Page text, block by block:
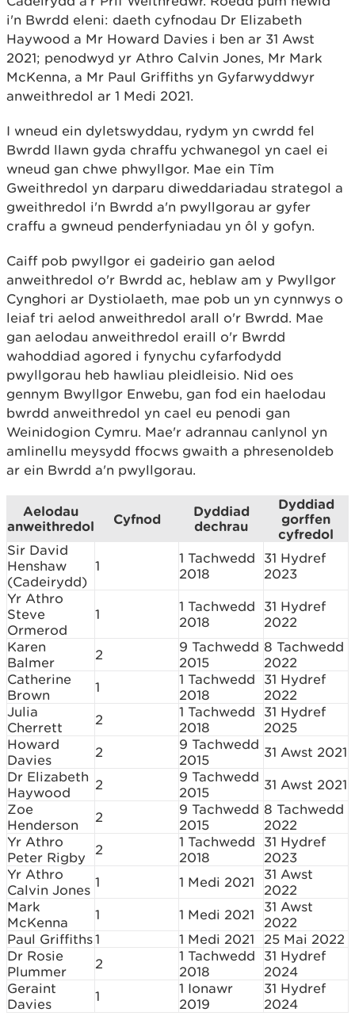
i'n Bwrdd eleni: daeth cyfnodau Dr Elizabeth
Haywood a Mr Howard Davies i ben ar 31 Awst
2021; penodwyd yr Athro Calvin Jones, Mr Mark
McKenna, a Mr Paul Griffiths yn Gyfarwyddwyr
anweithredol ar 1 Medi 2021.
I wneud ein dyletswyddau, rydym yn cwrdd fel
Bwrdd llawn gyda chraffu ychwanegol yn cael ei
wneud gan chwe phwyllgor. Mae ein Tîm
Gweithredol yn darparu diweddariadau strategol a
gweithredol i'n Bwrdd a'n pwyllgorau ar gyfer
craffu a gwneud penderfyniadau yn ôl y gofyn.
Caiff pob pwyllgor ei gadeirio gan aelod
anweithredol o'r Bwrdd ac, heblaw am y Pwyllgor
Cynghori ar Dystiolaeth, mae pob un yn cynnwys o
leiaf tri aelod anweithredol arall o'r Bwrdd. Mae
gan aelodau anweithredol eraill o'r Bwrdd
wahoddiad agored i fynychu cyfarfodydd
pwyllgorau heb hawliau pleidleisio. Nid oes
gennym Bwyllgor Enwebu, gan fod ein haelodau
bwrdd anweithredol yn cael eu penodi gan
Weinidogion Cymru. Mae'r adrannau canlynol yn
amlinellu meysydd ffocws gwaith a phresenoldeb
ar ein Bwrdd a'n pwyllgorau.
Aelodau
anweithredol
Cyfnod
Dyddiad
dechrau
Dyddiad
gorffen
cyfredol
Sir David
Henshaw
(Cadeirydd)
1
1 Tachwedd
2018
31 Hydref
2023
Yr Athro
Steve
Ormerod
1
1 Tachwedd
2018
31 Hydref
2022
Karen
Balmer
2
9 Tachwedd
2015
8 Tachwedd
2022
Catherine
Brown
1
1 Tachwedd
2018
31 Hydref
2022
Julia
Cherrett
2
1 Tachwedd
2018
31 Hydref
2025
Howard
Davies
2
9 Tachwedd
2015
31 Awst 2021
Dr Elizabeth
Haywood
2
9 Tachwedd
2015
31 Awst 2021
Zoe
Henderson
2
9 Tachwedd
2015
8 Tachwedd
2022
Yr Athro
Peter Rigby
2
1 Tachwedd
2018
31 Hydref
2023
Yr Athro
Calvin Jones 1 1 Medi 2021
31 Awst
2022
Mark
McKenna
1 1 Medi 2021
31 Awst
2022
Paul Griffiths1 1 Medi 2021
25 Mai 2022
Dr Rosie
Plummer
2
1 Tachwedd
2018
31 Hydref
2024
Geraint
Davies
1
1 Ionawr
2019
31 Hydref
2024